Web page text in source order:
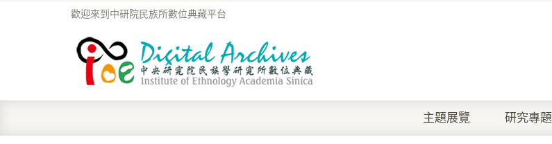
歡迎來到中研院民族所數位典藏平台
主題展覽 研究專題